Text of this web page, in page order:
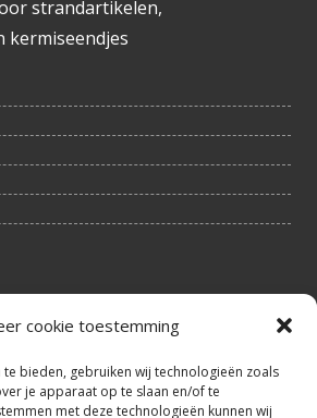
cookie toestemming
bieden, gebruiken wij technologieën zoals
je apparaat op te slaan en/of te
met deze technologieën kunnen wij
strandartikelen,
kermiseendjes
66 59